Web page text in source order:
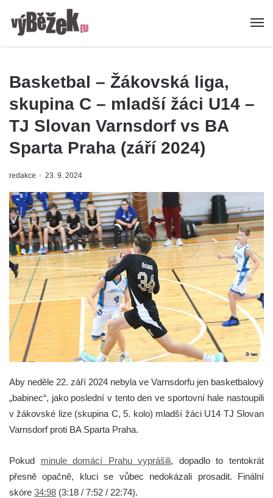
Basketbal – Žákovská liga,
skupina C – mladší žáci U14 –
TJ Slovan Varnsdorf vs BA
Sparta Praha (září 2024)
redakce 23. 9. 2024
Aby neděle 22. září 2024 nebyla ve Varnsdorfu jen basketbalový
„babinec“, jako poslední v tento den ve sportovní hale nastoupili
v žákovské lize (skupina C, 5. kolo) mladší žáci U14 TJ Slovan
Varnsdorf proti BA Sparta Praha.
Pokud minule domácí Prahu vyprášili, dopadlo to tentokrát
přesně opačně, kluci se vůbec nedokázali prosadit. Finální
skóre 34:98 (3:18 / 7:52 / 22:74).